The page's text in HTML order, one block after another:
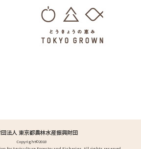
法人 東京都農林水産振興財団
Copyright©2018